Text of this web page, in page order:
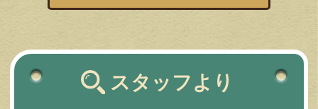
スタッフより